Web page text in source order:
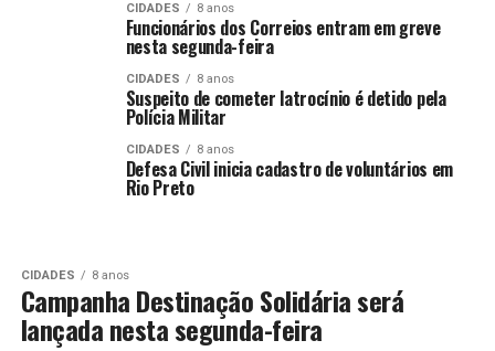
CIDADES 8 anos
Funcionários dos Correios entram em greve
nesta segunda-feira
CIDADES 8 anos
Suspeito de cometer latrocínio é detido pela
Polícia Militar
CIDADES 8 anos
Defesa Civil inicia cadastro de voluntários em
Rio Preto
CIDADES 8 anos
Campanha Destinação Solidária será
lançada nesta segunda-feira